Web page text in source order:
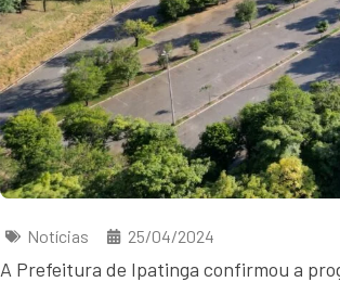
Notícias 25/04/2024
A Prefeitura de Ipatinga confirmou a